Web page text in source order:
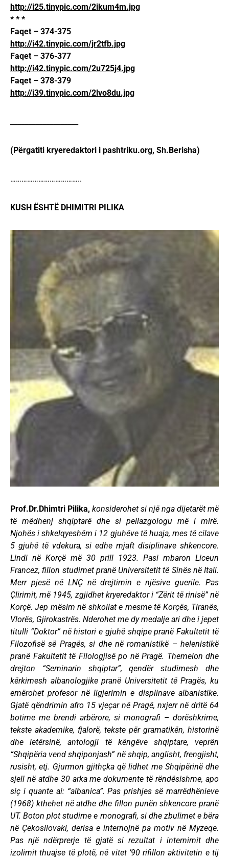
http://i25.tinypic.com/2ikum4m.jpg
* * *
Faqet – 374-375
http://i42.tinypic.com/jr2tfb.jpg
Faqet – 376-377
http://i42.tinypic.com/2u725j4.jpg
Faqet – 378-379
http://i39.tinypic.com/2lvo8du.jpg
(Përgatiti kryeredaktori i pashtriku.org, Sh.Berisha)
………………………………..
KUSH ËSHTË DHIMITRI PILIKA
Prof.Dr.Dhimtri Pilika, konsiderohet si një nga dijetarët më
të mëdhenj shqiptarë dhe si pellazgologu më i mirë.
Njohës i shkelqyeshëm i 12 gjuhëve të huaja, mes të cilave
5 gjuhë të vdekura, si edhe mjaft disiplinave shkencore.
Lindi në Korçë më 30 prill 1923. Pasi mbaron Liceun
Francez, fillon studimet pranë Universitetit të Sinës në Itali.
Merr pjesë në LNÇ në drejtimin e njësive guerile. Pas
Çlirimit, më 1945, zgjidhet kryeredaktor i “Zërit të rinisë” në
Korçë. Jep mësim në shkollat e mesme të Korçës, Tiranës,
Vlorës, Gjirokastrës. Nderohet me dy medalje ari dhe i jepet
titulli “Doktor” në histori e gjuhë shqipe pranë Fakultetit të
Filozofisë së Pragës, si dhe në romanistikë – helenistikë
pranë Fakultetit të Filologjisë po në Pragë. Themelon dhe
drejton “Seminarin shqiptar”, qendër studimesh dhe
kërkimesh albanologjike pranë Universitetit të Pragës, ku
emërohet profesor në ligjerimin e displinave albanistike.
Gjatë qëndrimin afro 15 vjeçar në Pragë, nxjerr në dritë 64
botime me brendi arbërore, si monografi – dorëshkrime,
tekste akademike, fjalorë, tekste për gramatikën, historinë
dhe letërsinë, antologji të këngëve shqiptare, veprën
“Shqipëria vend shqiponjash” në shqip, anglisht, frengjisht,
rusisht, etj. Gjurmon gjithçka që lidhet me Shqipërinë dhe
sjell në atdhe 30 arka me dokumente të rëndësishme, apo
siç i quante ai: “albanica”. Pas prishjes së marrëdhënieve
(1968) kthehet në atdhe dhe fillon punën shkencore pranë
UT. Boton plot studime e monografi, si dhe zbulimet e bëra
në Çekosllovaki, derisa e internojnë pa motiv në Myzeqe.
Pas një ndërprerje të gjatë si rezultat i internimit dhe
izolimit thuajse të plotë, në vitet ’90 rifillon aktivitetin e tij